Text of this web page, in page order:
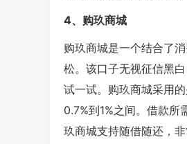
4、购玖商城
购玖商城是一个结合了
松。该口子无视征信黑
试一试。购玖商城采用
0.7%到1%之间。借款
玖商城支持随借随还，